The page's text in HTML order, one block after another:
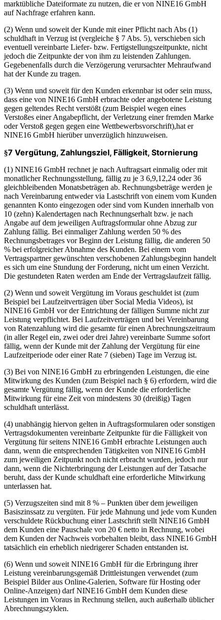
marktübliche Dateiformate zu nutzen, die er von NINE16 GmbH
auf Nachfrage erfahren kann.
(2) Wenn und soweit der Kunde mit einer Pflicht nach Abs (1)
schuldhaft in Verzug ist (vergleiche § 7 Abs. 5), verschieben sich
eventuell vereinbarte Liefer- bzw. Fertigstellungszeitpunkte, nicht
jedoch die Zeitpunkte der von ihm zu leistenden Zahlungen.
Gegebenenfalls durch die Verzögerung verursachter Mehraufwand
hat der Kunde zu tragen.
(3) Wenn und soweit für den Kunden erkennbar ist oder sein muss,
dass eine von NINE16 GmbH erbrachte oder angebotene Leistung
gegen geltendes Recht verstößt (zum Beispiel wegen eines
Verstoßes einer Angabepflicht, der Verletzung einer fremden Marke
oder Verstoß gegen gegen eine Wettbewerbsvorschrift),hat er
NINE16 GmbH hierüber unverzüglich hinzuweisen.
§7 Vergütung, Zahlungsziel, Fälligkeit, Stornierung
(1) NINE16 GmbH rechnet je nach Auftragsart einmalig oder mit
monatlicher Rechnungsstellung, fällig zu je 3 6,9,12,24 oder 36
gleichbleibenden Monatsbeträgen ab. Rechnungsbeträge werden je
nach Vereinbarung entweder via Lastschrift von einem vom Kunden
genannten Konto eingezogen oder sind vom Kunden innerhalb von
10 (zehn) Kalendertagen nach Rechnungserhalt bzw. je nach
Angabe auf dem jeweiligen Auftragsformular ohne Abzug zur
Zahlung fällig. Bei einmaliger Zahlung werden 50 % des
Rechnungsbetrages vor Beginn der Leistung fällig, die anderen 50
% bei erfolgreicher Abnahme des Kunden. Bei einem vom
Vertragspartner gewünschten verschobenen Zahlungsbeginn handelt
es sich um eine Stundung der Forderung, nicht um einen Verzicht.
Die gestundeten Raten werden am Ende der Vertragslaufzeit fällig.
(2) Wenn und soweit Vergütung im Voraus geschuldet ist (zum
Beispiel bei Laufzeitverträgen über Social Media Videos), ist
NINE16 GmbH vor der Entrichtung der fälligen Summe nicht zur
Leistung verpflichtet. Bei Laufzeitverträgen und bei Vereinbarung
von Ratenzahlung wird die gesamte für einen Abrechnungszeitraum
(in aller Regel ein, zwei oder drei Jahre) vereinbarte Summe sofort
fällig, wenn der Kunde mit der Zahlung der Vergütung für eine
Laufzeitperiode oder einer Rate 7 (sieben) Tage im Verzug ist.
(3) Bei von NINE16 GmbH zu erbringenden Leistungen, die eine
Mitwirkung des Kunden (zum Beispiel nach § 6) erfordern, wird die
gesamte Vergütung fällig, wenn der Kunde die erforderliche
Mitwirkung für eine Zeit von mindestens 30 (dreißig) Tagen
schuldhaft unterlässt.
(4) unabhängig hiervon gelten in Auftragsformularen oder sonstigen
Vertragsdokumenten vereinbarte Zeitpunkte für die Fälligkeit von
Vergütung für seitens NINE16 GmbH erbrachte Leistungen auch
dann, wenn die entsprechenden Tätigkeiten von NINE16 GmbH
zum jeweiligen Zeitpunkt noch nicht erbracht wurden, jedoch nur
dann, wenn die Nichterbringung der Leistungen auf der Tatsache
beruht, dass der Kunde schuldhaft eine erforderliche Mitwirkung
unterlassen hat.
(5) Verzugszeiten sind mit 8 % – Punkten über dem jeweiligen
Basiszinssatz zu vergüten. Für jede Mahnung und jede vom Kunden
verschuldete Rückbuchung einer Lastschrift stellt NINE16 GmbH
dem Kunden eine Pauschale von 20 € netto in Rechnung, wobei
dem Kunden der Nachweis vorbehalten bleibt, dass NINE16 GmbH
tatsächlich ein erheblich niedrigerer Schaden entstanden ist.
(6) Wenn und soweit NINE16 GmbH für die Erbringung ihrer
Leistung vereinbarungsgemäß Drittleistungen verwendet (zum
Beispiel Bilder aus Online-Galerien, Software für Hosting oder
Online-Anzeigen) darf NINE16 GmbH dem Kunden diese
Leistungen im Voraus in Rechnung stellen, auch außerhalb üblicher
Abrechnungszyklen.